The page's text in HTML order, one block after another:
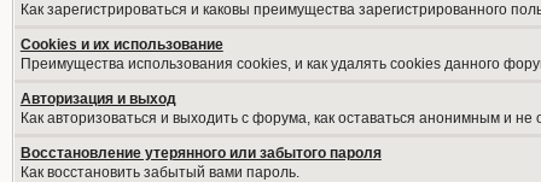
Как зарегистрироваться и каковы преимущества зарегистрированного
Cookies и их использование
Преимущества использования cookies, и как удалять cookies данного
Авторизация и выход
Как авторизоваться и выходить с форума, как оставаться анонимным и
Восстановление утерянного или забытого пароля
Как восстановить забытый вами пароль.